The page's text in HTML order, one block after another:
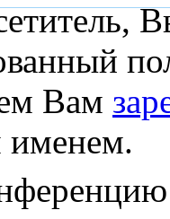
Вам
именем.